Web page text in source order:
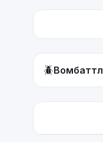
🪲Вомбаттл